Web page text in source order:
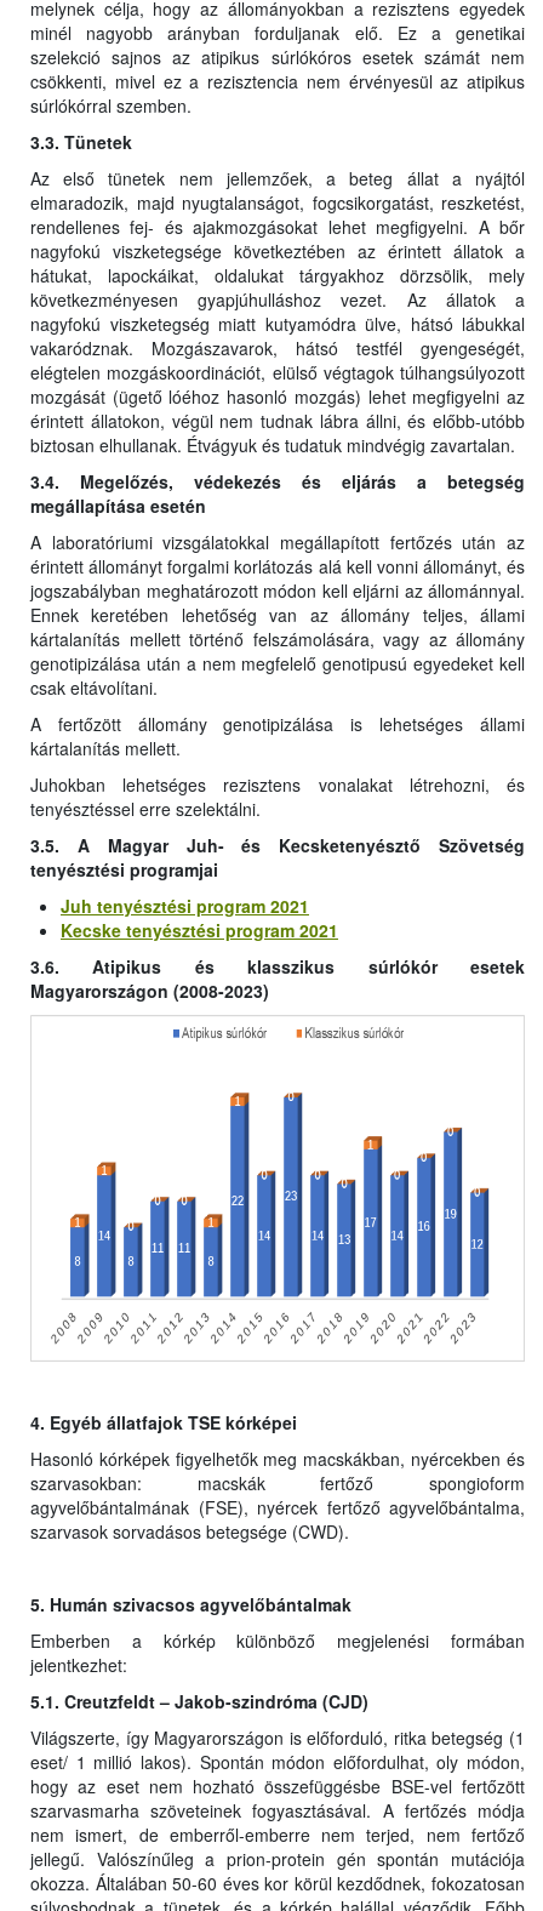
melynek célja, hogy az állományokban a rezisztens egyedek
minél nagyobb arányban forduljanak elő. Ez a genetikai
szelekció sajnos az atipikus súrlókóros esetek számát nem
csökkenti, mivel ez a rezisztencia nem érvényesül az atipikus
súrlókórral szemben.
3.3. Tünetek
Az első tünetek nem jellemzőek, a beteg állat a nyájtól
elmaradozik, majd nyugtalanságot, fogcsikorgatást, reszketést,
rendellenes fej- és ajakmozgásokat lehet megfigyelni. A bőr
nagyfokú viszketegsége következtében az érintett állatok a
hátukat, lapockáikat, oldalukat tárgyakhoz dörzsölik, mely
következményesen gyapjúhulláshoz vezet. Az állatok a
nagyfokú viszketegség miatt kutyamódra ülve, hátsó lábukkal
vakaródznak. Mozgászavarok, hátsó testfél gyengeségét,
elégtelen mozgáskoordinációt, elülső végtagok túlhangsúlyozott
mozgását (ügető lóéhoz hasonló mozgás) lehet megfigyelni az
érintett állatokon, végül nem tudnak lábra állni, és előbb-utóbb
biztosan elhullanak. Étvágyuk és tudatuk mindvégig zavartalan.
3.4. Megelőzés, védekezés és eljárás a betegség
megállapítása esetén
A laboratóriumi vizsgálatokkal megállapított fertőzés után az
érintett állományt forgalmi korlátozás alá kell vonni állományt, és
jogszabályban meghatározott módon kell eljárni az állománnyal.
Ennek keretében lehetőség van az állomány teljes, állami
kártalanítás mellett történő felszámolására, vagy az állomány
genotipizálása után a nem megfelelő genotipusú egyedeket kell
csak eltávolítani.
A fertőzött állomány genotipizálása is lehetséges állami
kártalanítás mellett.
Juhokban lehetséges rezisztens vonalakat létrehozni, és
tenyésztéssel erre szelektálni.
3.5. A Magyar Juh- és Kecsketenyésztő Szövetség
tenyésztési programjai
Juh tenyésztési program 2021
Kecske tenyésztési program 2021
3.6. Atipikus és klasszikus súrlókór esetek
Magyarországon (2008-2023)
4. Egyéb állatfajok TSE kórképei
Hasonló kórképek figyelhetők meg macskákban, nyércekben és
szarvasokban: macskák fertőző spongioform
agyvelőbántalmának (FSE), nyércek fertőző agyvelőbántalma,
szarvasok sorvadásos betegsége (CWD).
5. Humán szivacsos agyvelőbántalmak
Emberben a kórkép különböző megjelenési formában
jelentkezhet:
5.1. Creutzfeldt – Jakob-szindróma (CJD)
Világszerte, így Magyarországon is előforduló, ritka betegség (1
eset/ 1 millió lakos). Spontán módon előfordulhat, oly módon,
hogy az eset nem hozható összefüggésbe BSE-vel fertőzött
szarvasmarha szöveteinek fogyasztásával. A fertőzés módja
nem ismert, de emberről-emberre nem terjed, nem fertőző
jellegű. Valószínűleg a prion-protein gén spontán mutációja
okozza. Általában 50-60 éves kor körül kezdődnek, fokozatosan